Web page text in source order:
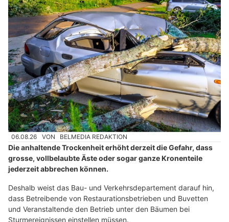
06.08.26 VON BELMEDIA REDAKTION
Die anhaltende Trockenheit erhöht derzeit die Gefahr, dass
grosse, vollbelaubte Äste oder sogar ganze Kronenteile
jederzeit abbrechen können.
Deshalb weist das Bau- und Verkehrsdepartement darauf hin,
dass Betreibende von Restaurationsbetrieben und Buvetten
und Veranstaltende den Betrieb unter den Bäumen bei
Sturmereignissen einstellen müssen.